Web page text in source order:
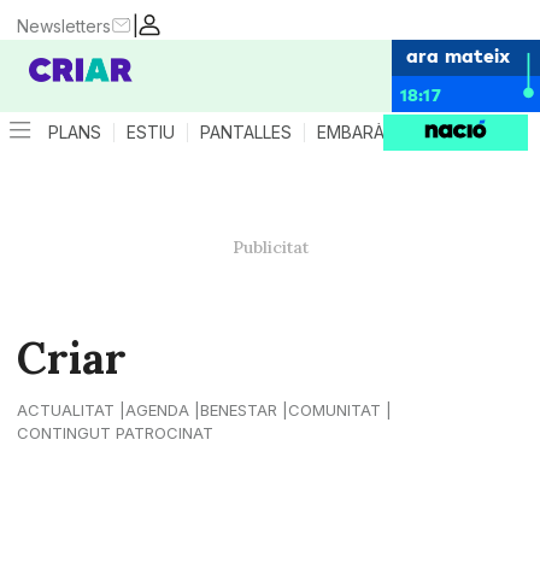
|
Newsletters
ara mateix
18:17
PLANS ESTIU PANTALLES EMBARÀS CRIANÇA
Criar
ACTUALITAT AGENDA BENESTAR
COMUNITAT
CONTINGUT PATROCINAT